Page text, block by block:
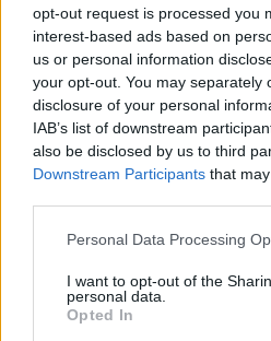
opt-out request is processed you
interest-based ads based on
us or personal information
your opt-out. You may separately
disclosure of your personal
IAB’s list of downstream
also be disclosed by us to third
Downstream Participants that
Personal Data Processing
I want to opt-out of the
personal data.
Opted In
Prenumerera